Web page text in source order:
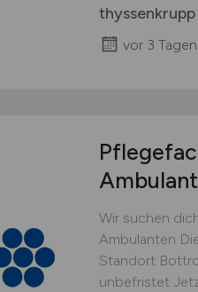
vor 3 Tagen
Wir suchen
Ambulanten
Standort
unbefristet